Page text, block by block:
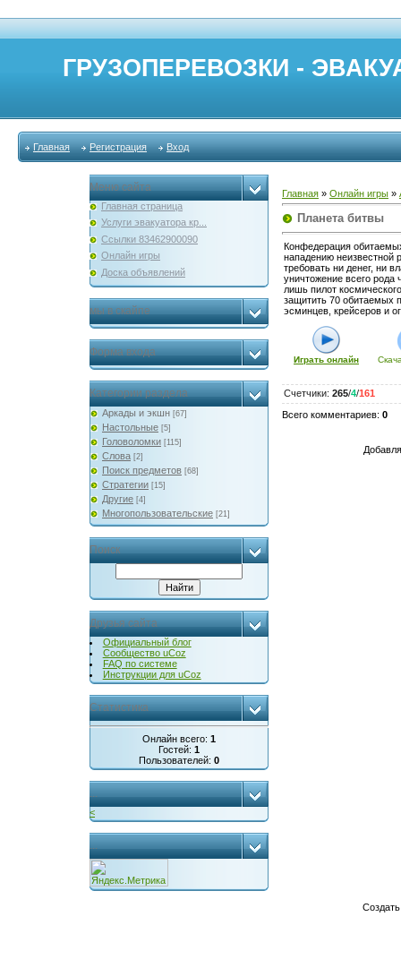
ГРУЗОПЕРЕВОЗКИ -
Главная Регистрация Вход
Меню сайта
Главная страница
Услуги эвакуатора кр...
Ссылки 83462900090
Онлайн игры
Доска объявлений
мы в скайпе
Форма входа
Категории раздела
Аркады и экшн [67]
Настольные [5]
Головоломки [115]
Слова [2]
Поиск предметов [68]
Стратегии [15]
Другие [4]
Многопользовательские [21]
Поиск
Друзья сайта
Официальный блог
Сообщество uCoz
FAQ по системе
Инструкции для uCoz
Статистика
Онлайн всего: 1
Гостей: 1
Пользователей: 0
...
<
...
Главная » Онлайн игры »
Планета битвы
Конфедерация
нападению неизвестной
требовать ни денег, ни
уничтожение всего рода
лишь пилот
защитить 70 обитаемых
эсминцев, крейсеров и
Играть онлайн
Счетчики: 265/4/161
Всего комментариев: 0